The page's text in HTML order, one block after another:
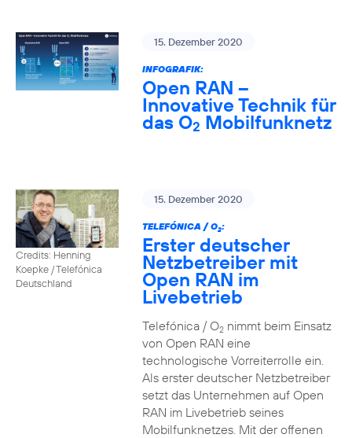
15. Dezember 2020
INFOGRAFIK:
Open RAN –
Innovative Technik für
das O2 Mobilfunknetz
Credits: Henning
Koepke / Telefónica
Deutschland
15. Dezember 2020
TELEFÓNICA / O2:
Erster deutscher
Netzbetreiber mit
Open RAN im
Livebetrieb
Telefónica / O2nimmt beim Einsatz
von Open RAN eine
technologische Vorreiterrolle ein.
Als erster deutscher Netzbetreiber
setzt das Unternehmen auf Open
RAN im Livebetrieb seines
Mobilfunknetzes. Mit der offenen